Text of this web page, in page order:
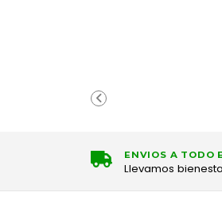
ENVIOS A TODO
Llevamos